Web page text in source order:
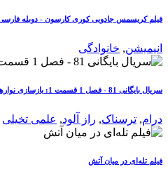
فیلم کریسمس جادویی کوری کارسون - دوبله
انیمیشن, خانوادگی
سریال بایگانی 81 - فصل 1 قسمت 1: بازسازی نوارهای مرموز
درام, ترسناک, راز آلود, علمی تخیلی
فیلم تله‌ای در میان آتش